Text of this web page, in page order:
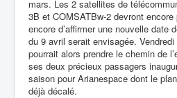
mars. Les 2 satellites de
3B et COMSATBw-2 devront
encore d’affirmer une nouvelle date
du 9 avril serait envisagée.
pourrait alors prendre le chemin de
ses deux précieux passagers
saison pour Arianespace dont le
déjà décalé.